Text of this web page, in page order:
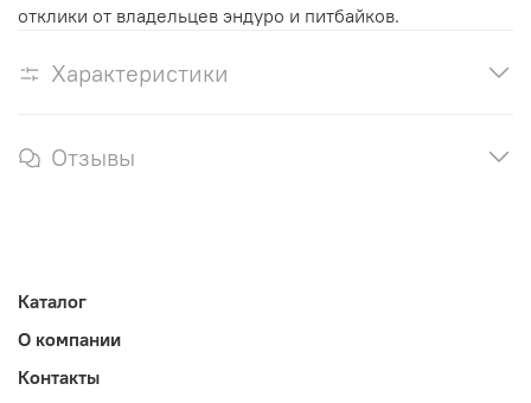
отклики от владельцев эндуро и питбайков.
Характеристики
Отзывы
Каталог
О компании
Контакты